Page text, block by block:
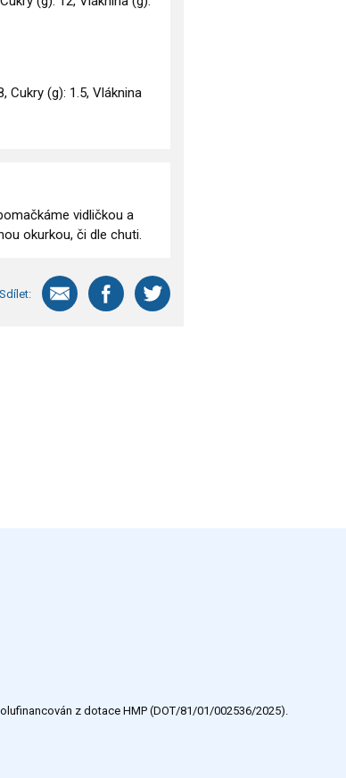
Cukry (g): 1.5, Vláknina
vidličkou a
okurkou, či dle chuti.
Sdílet:
z dotace HMP (DOT/81/01/002536/2025).